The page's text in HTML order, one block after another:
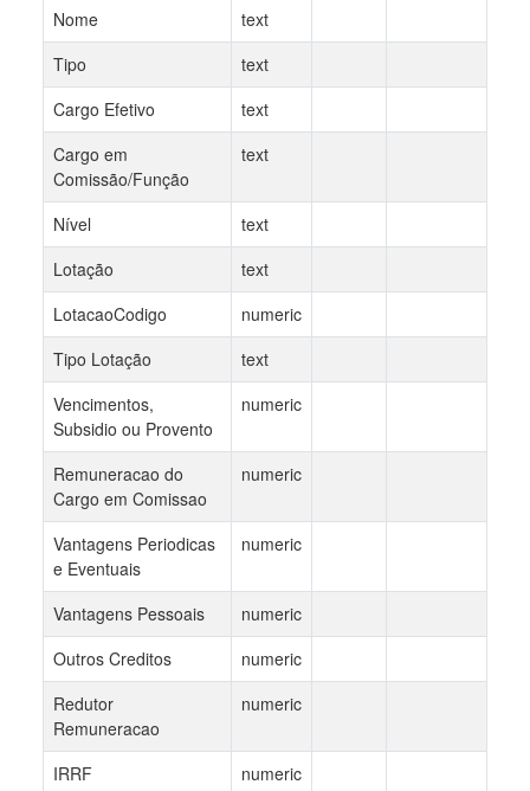
Nome
text
Tipo
text
Cargo Efetivo
text
Cargo em
Comissão/Função
text
Nível
text
Lotação
text
LotacaoCodigo
numeric
Tipo Lotação
text
Vencimentos,
Subsidio ou Provento
numeric
Remuneracao do
Cargo em Comissao
numeric
Vantagens Periodicas
e Eventuais
numeric
Vantagens Pessoais
numeric
Outros Creditos
numeric
Redutor
Remuneracao
numeric
IRRF
numeric